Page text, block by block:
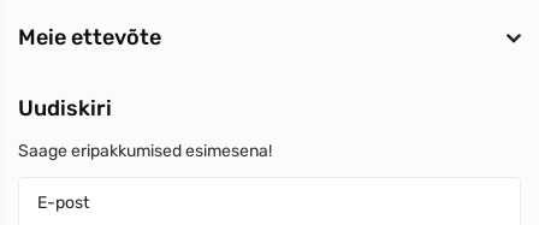
Meie ettevõte
Uudiskiri
Saage eripakkumised esimesena!